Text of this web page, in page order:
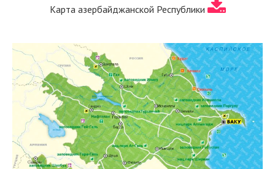
Карта азербайджанской Республики